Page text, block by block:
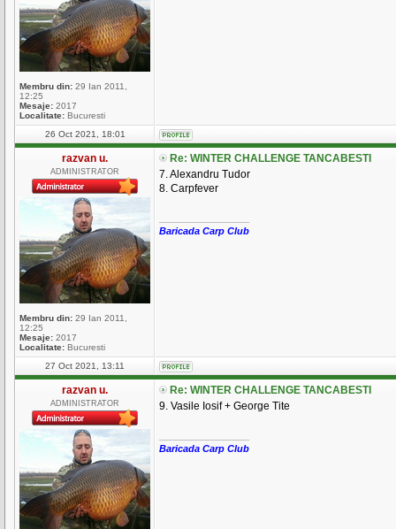
Membru din: 29 Ian 2011,
12:25
Mesaje: 2017
Localitate: Bucuresti
26 Oct 2021, 18:01
razvan u.
ADMINISTRATOR
Membru din: 29 Ian 2011,
12:25
Mesaje: 2017
Localitate: Bucuresti
Re: WINTER CHALLENGE TANCABESTI
7. Alexandru Tudor
8. Carpfever
Baricada Carp Club
27 Oct 2021, 13:11
razvan u.
ADMINISTRATOR
Re: WINTER CHALLENGE TANCABESTI
9. Vasile Iosif + George Tite
Baricada Carp Club